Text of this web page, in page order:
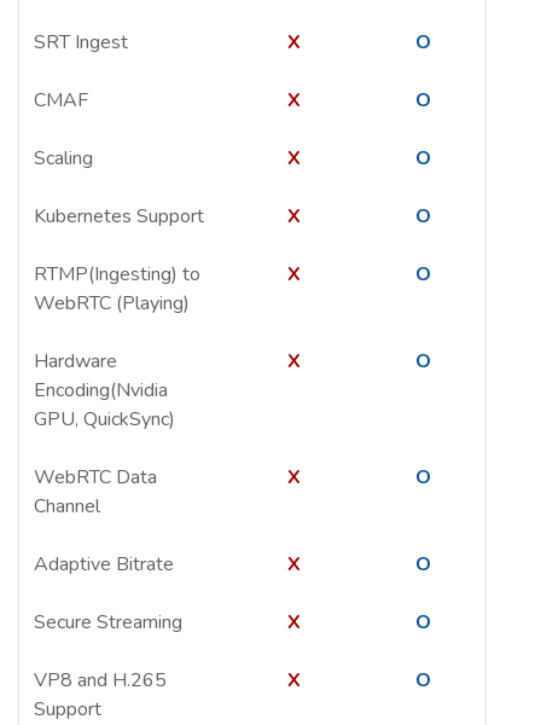
SRT Ingest X O
CMAF X O
Scaling X O
Kubernetes Support X O
RTMP(Ingesting) to
WebRTC (Playing)
X O
Hardware
Encoding(Nvidia
GPU, QuickSync)
X O
WebRTC Data
Channel
X O
Adaptive Bitrate X O
Secure Streaming X O
VP8 and H.265
Support
X O